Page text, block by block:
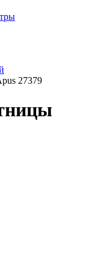
27379